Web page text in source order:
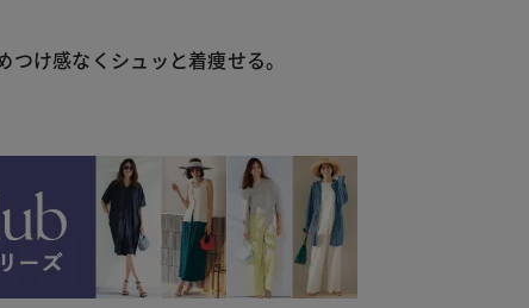
け感なくシュッと着痩せる。